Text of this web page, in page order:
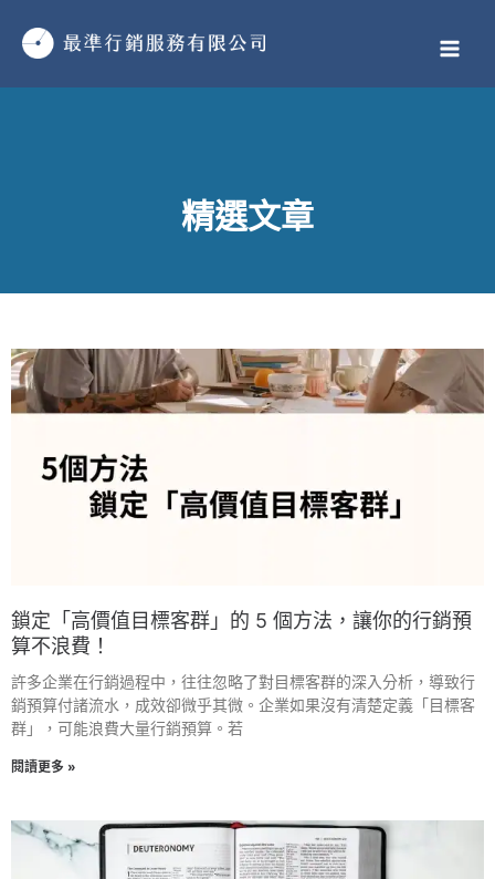
精選文章
鎖定「高價值目標客群」的 5 個方法，讓你的行銷預
算不浪費！
許多企業在行銷過程中，往往忽略了對目標客群的深入分析，導致行
銷預算付諸流水，成效卻微乎其微。企業如果沒有清楚定義「目標客
群」，可能浪費大量行銷預算。若
閱讀更多 »
頁
面
頁
面
頁
面
頁
面 面
頁
面
頁
面
頁
面
頁
面
頁
面
頁
面
頁
面
頁
面
頁
面
頁
面
頁
面
頁
面
頁
面
頁
面
面
頁
面
頁
面
頁
面
頁
面
頁
面
頁
面
面
面
面
頁
面
頁
面
頁
面
面
頁
面
頁
面
頁
面
頁
面
頁
面
頁
面
頁
面
頁
面
頁
面
頁
面
頁
面
頁
面
頁
面
頁
面
頁
面